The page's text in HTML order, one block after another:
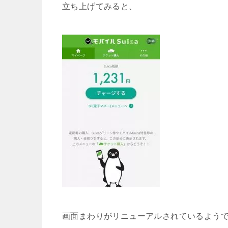
立ち上げてみると、
画面まわりがリニューアルされているよう